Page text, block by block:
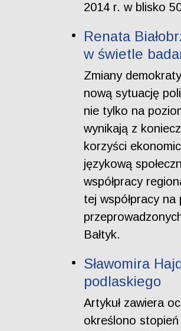
2014 r. w blisko
Renata
w świetle
Zmiany
nową sytuację
nie tylko na
wynikają z
korzyści
językową
współpracy
tej współpracy
Bałtyk.
Sławomira
podlaskiego
Artykuł zawiera
określono